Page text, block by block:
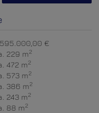
€
229 m2
472 m2
573 m2
386 m2
243 m2
88 m2